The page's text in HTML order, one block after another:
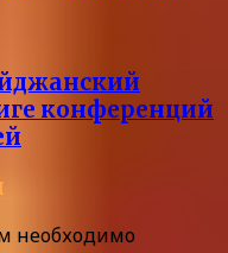
конференций
необходимо